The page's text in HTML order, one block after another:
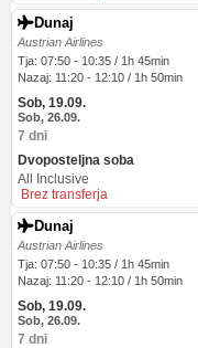
Dunaj
Austrian Airlines
Tja: 07:50 - 10:35 / 1h 45min
Nazaj: 11:20 - 12:10 / 1h 50min
Sob, 19.09.
Sob, 26.09.
7 dni
Dvoposteljna soba
All Inclusive
Brez transferja
Dunaj
Austrian Airlines
Tja: 07:50 - 10:35 / 1h 45min
Nazaj: 11:20 - 12:10 / 1h 50min
Sob, 19.09.
Sob, 26.09.
7 dni